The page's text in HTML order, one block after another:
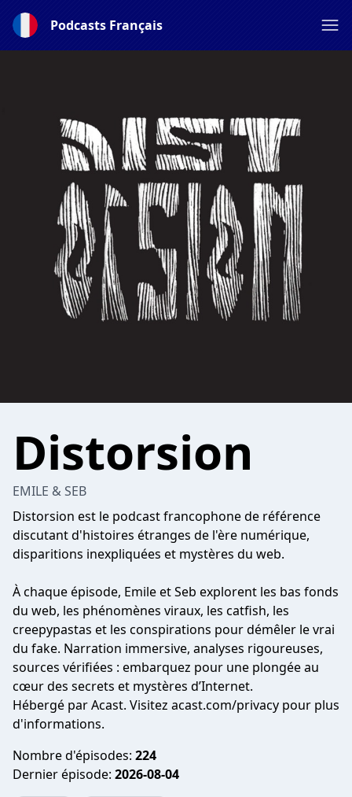
Podcasts Français
Distorsion
EMILE & SEB
Distorsion est le podcast francophone de référence
discutant d'histoires étranges de l'ère numérique,
disparitions inexpliquées et mystères du web.
À chaque épisode, Emile et Seb explorent les bas fonds
du web, les phénomènes viraux, les catfish, les
creepypastas et les conspirations pour démêler le vrai
du fake. Narration immersive, analyses rigoureuses,
sources vérifiées : embarquez pour une plongée au
cœur des secrets et mystères d’Internet.
Hébergé par Acast. Visitez acast.com/privacy pour plus
d'informations.
Nombre d'épisodes: 224
Dernier épisode: 2026-08-04